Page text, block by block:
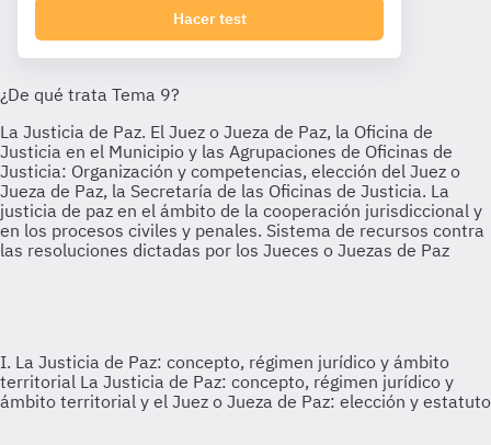
Hacer test
I. La Justicia de Paz: concepto, régimen jurídico y ámbito
territorial La Justicia de Paz: concepto, régimen jurídico y
ámbito territorial y el Juez o Jueza de Paz: elección y estatuto